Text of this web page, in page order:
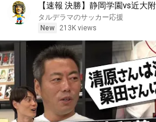
【速報 決勝】静岡学園vs近大
タルデラマのサッカー応援
New
213K views